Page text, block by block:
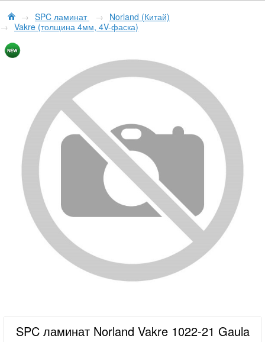
→ SPC ламинат → Norland (Китай)
→ Vakre (толщина 4мм, 4V-фаска)
SPC ламинат Norland Vakre 1022-21 Gaula